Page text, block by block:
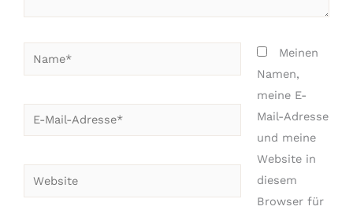
Name*
E-
Mail-
Website
Meinen
Namen,
meine E-
Mail-Adresse
und meine
Website in
diesem
Browser für